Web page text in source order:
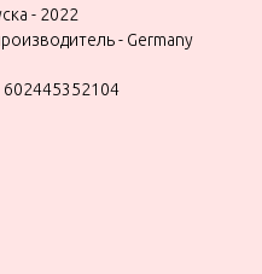
- 2022
- Germany
602445352104